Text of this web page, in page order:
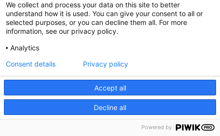
Bedrijven
Hogescholen
De grootste kennisbank van het HBO
Inspiratie op jouw vakgebied
Vrij toegankelijk
We collect and process your data on this site to better
understand how it is used. You can give your consent to all or
selected purposes, or you can decline them all. For more
information, see our privacy policy.
Analytics
Accept all
Decline all
Consent details Privacy policy
Powered by